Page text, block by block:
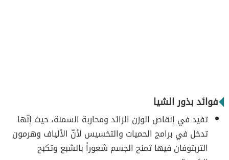
فوائد بذور الشيا
تفيد في إنقاص الوزن الزائد ومحاربة السمنة، حيث إنّها
تدخل في برامج الحميات والتخسيس لأنّ الألياف وهرمون
التربتوفان فيها تمنح الجسم شعوراً بالشبع وتكبح